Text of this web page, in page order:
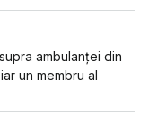
ambulanței din
un membru al